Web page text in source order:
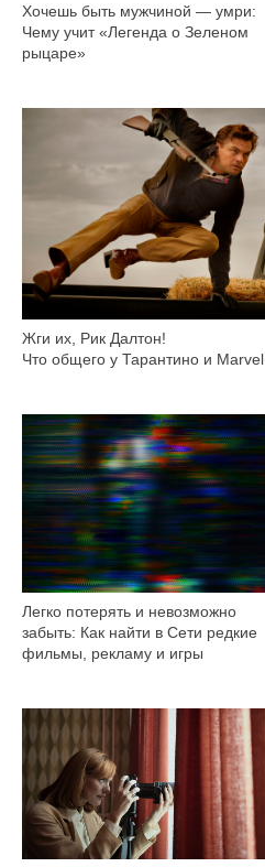
Хочешь быть мужчиной — умри:
Чему учит «Легенда о Зеленом
рыцаре»
Жги их, Рик Далтон!
Что общего у Тарантино и Marvel
Легко потерять и невозможно
забыть: Как найти в Сети редкие
фильмы, рекламу и игры
7 072
3 743